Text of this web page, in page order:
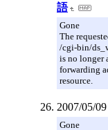
語
Gone
The
/cgi-bin/
is no longer
forwarding
resource.
2007/05/
Gone